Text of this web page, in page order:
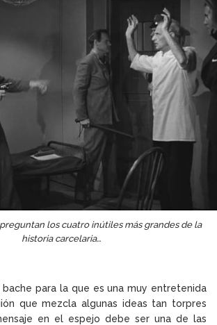
los cuatro inútiles más grandes de la
historia carcelaria…
bache para la que es una muy entretenida
que mezcla algunas ideas tan torpres
en el espejo debe ser una de las